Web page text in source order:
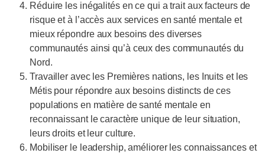
Réduire les inégalités en ce qui a trait aux facteurs de
risque et à l’accès aux services en santé mentale et
mieux répondre aux besoins des diverses
communautés ainsi qu’à ceux des communautés du
Nord.
Travailler avec les Premières nations, les Inuits et les
Métis pour répondre aux besoins distincts de ces
populations en matière de santé mentale en
reconnaissant le caractère unique de leur situation,
leurs droits et leur culture.
Mobiliser le leadership, améliorer les connaissances et